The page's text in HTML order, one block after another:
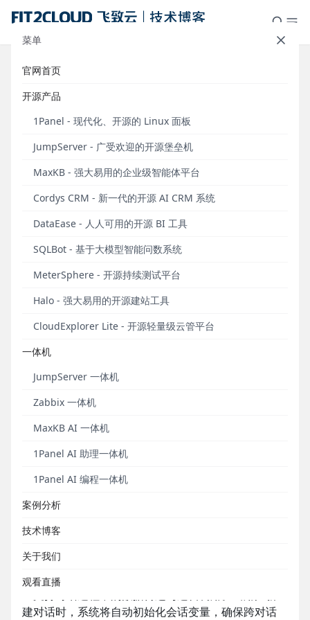
菜单
官网首页
开源产品
1Panel - 现代化、开源的 Linux 面板
JumpServer - 广受欢迎的开源堡垒机
MaxKB - 强大易用的企业级智能体平台
Cordys CRM - 新一代的开源 AI CRM 系统
DataEase - 人人可用的开源 BI 工具
SQLBot - 基于大模型智能问数系统
MeterSphere - 开源持续测试平台
Halo - 强大易用的开源建站工具
CloudExplorer Lite - 开源轻量级云管平台
一体机
JumpServer 一体机
Zabbix 一体机
MaxKB AI 一体机
1Panel AI 助理一体机
1Panel AI 编程一体机
案例分析
技术博客
关于我们
观看直播
高级编排应用新增会话变量，支持
对话用户扫码登录，支持工作空间
发布
2025年8月7日，MaxKB开源企业级智能体平台正式发
布v2.0.2版本。
在MaxKB v2.0.2版本中，社区版方面
据暂存、逻辑判断的场景，能够有效增强系统的逻辑
处理能力。
X-Pack增强包方面，在对话用户登录时，MaxKB新增
企业微信、钉钉、飞书等第三方平台扫码登录支持；
在系统资源管理中，新增支持系统管理员对系统内所
有工作空间的应用、知识库、工具、模型等资源进行
此外，MaxKB开源项目组还进行了超过20项功能更新
新增功能
能。用户在高级编排的 “基本信息” 节点中自定义会话
变量后，该变量将在当前对话的全流程持续生效，并
建对话时，系统将自动初始化会话变量，确保跨对话